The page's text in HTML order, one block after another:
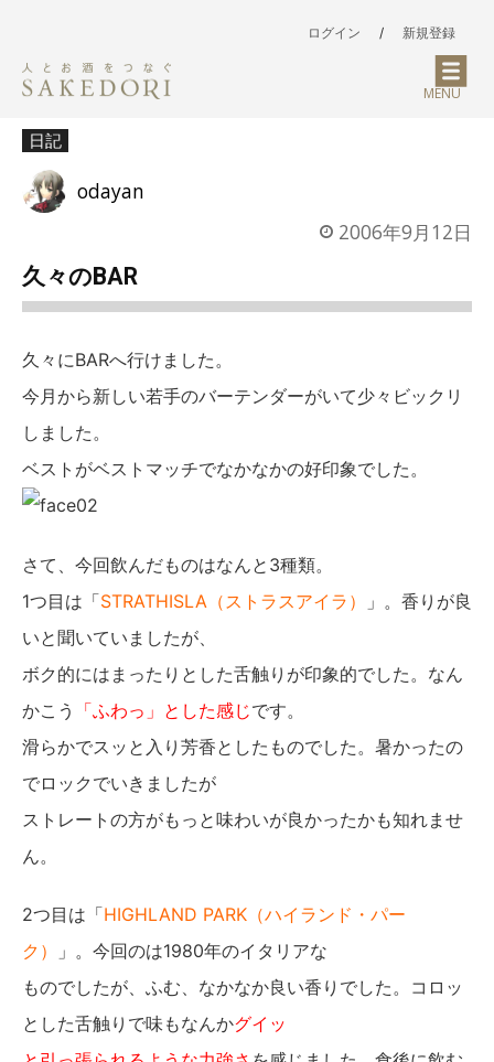
ログイン / 新規登録
MENU
日記
odayan
2006年9月12日
久々のBAR
久々にBARへ行けました。
今月から新しい若手のバーテンダーがいて少々ビックリ
しました。
ベストがベストマッチでなかなかの好印象でした。
さて、今回飲んだものはなんと3種類。
1つ目は「STRATHISLA（ストラスアイラ）
」。香りが良
いと聞いていましたが、
ボク的にはまったりとした舌触りが印象的でした。なん
かこう
「ふわっ」とした感じです。
滑らかでスッと入り芳香としたものでした。暑かったの
でロックでいきましたが
ストレートの方がもっと味わいが良かったかも知れませ
ん。
2つ目は「HIGHLAND PARK（ハイランド・パー
ク）
」。今回のは1980年のイタリアな
ものでしたが、ふむ、なかなか良い香りでした。コロッ
とした舌触りで味もなんかグイッ